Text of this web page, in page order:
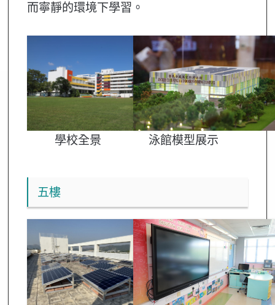
而寧靜的環境下學習。
學校全景 泳館模型展示
五樓